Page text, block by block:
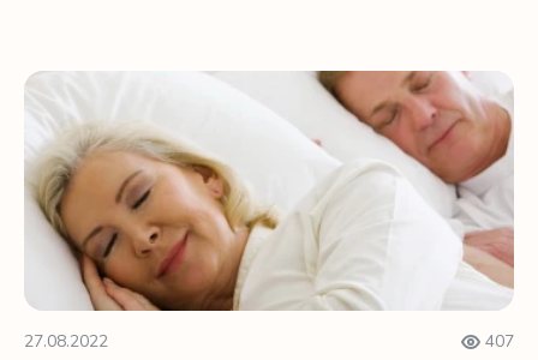
ночам.
Простые советы по улучшению сна в зрелом возрасте
27.08.2022 407